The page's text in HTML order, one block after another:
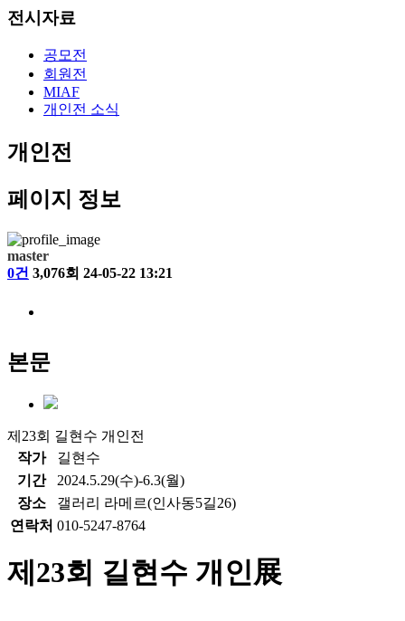
전시자료
공모전
회원전
MIAF
개인전 소식
개인전
페이지 정보
master
0건 3,076회 24-05-22 13:21
본문
제23회 길현수 개인전
작가
길현수
기간
2024.5.29(수)-6.3(월)
장소
갤러리 라메르(인사동5길26)
연락처 010-5247-8764
제23회 길현수 개인展